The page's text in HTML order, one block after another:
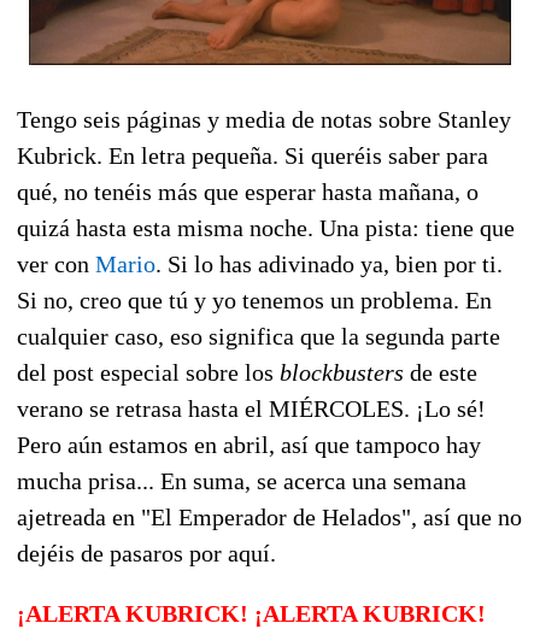
Tengo seis páginas y media de notas sobre Stanley
Kubrick. En letra pequeña. Si queréis saber para
qué, no tenéis más que esperar hasta mañana, o
quizá hasta esta misma noche. Una pista: tiene que
ver con Mario. Si lo has adivinado ya, bien por ti.
Si no, creo que tú y yo tenemos un problema. En
cualquier caso, eso significa que la segunda parte
del post especial sobre los blockbusters de este
verano se retrasa hasta el MIÉRCOLES. ¡Lo sé!
Pero aún estamos en abril, así que tampoco hay
mucha prisa... En suma, se acerca una semana
ajetreada en "El Emperador de Helados", así que no
dejéis de pasaros por aquí.
¡ALERTA KUBRICK! ¡ALERTA KUBRICK!